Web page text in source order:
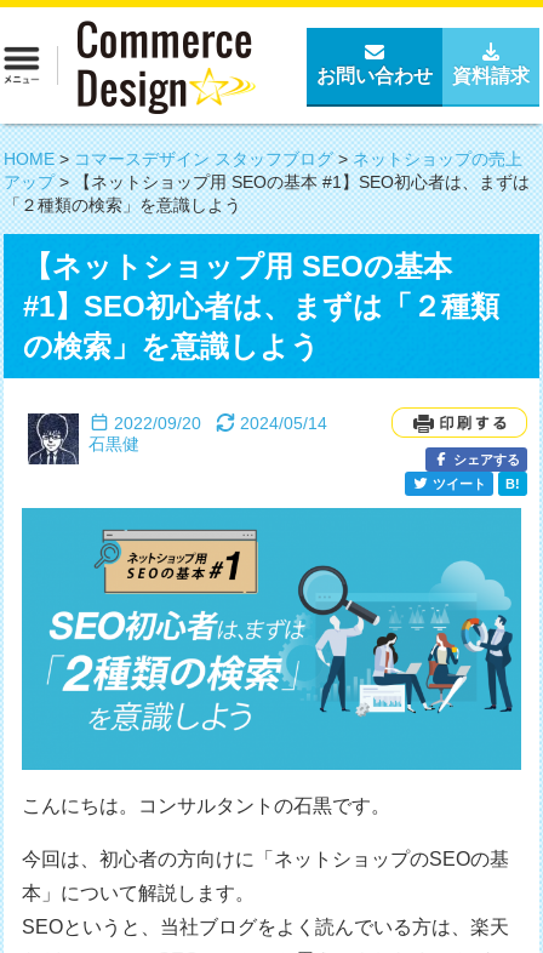
お問い合わせ 資料請求
HOME>コマースデザイン スタッフブログ>ネットショップの売上
アップ>【ネットショップ用 SEOの基本 #1】SEO初心者は、まずは
「２種類の検索」を意識しよう
【ネットショップ用 SEOの基本
#1】SEO初心者は、まずは「２種類
の検索」を意識しよう
2022/09/20
2024/05/14
石黒健
シェアする
ツイート
B!
こんにちは。コンサルタントの石黒です。
今回は、初心者の方向けに「ネットショップのSEOの基
本」について解説します。
SEOというと、当社ブログをよく読んでいる方は、楽天